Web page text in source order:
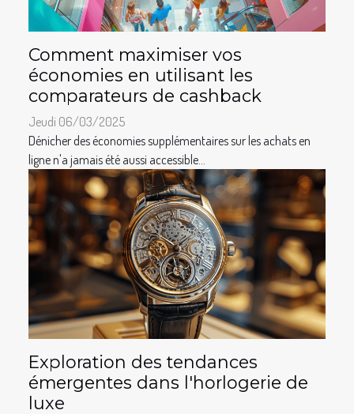
Comment maximiser vos
économies en utilisant les
comparateurs de cashback
Jeudi 06/03/2025
Dénicher des économies supplémentaires sur les achats en
ligne n'a jamais été aussi accessible...
Exploration des tendances
émergentes dans l'horlogerie de
luxe